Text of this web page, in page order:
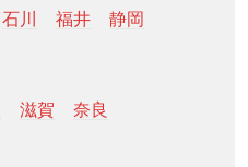
石川 福井 静岡
滋賀 奈良